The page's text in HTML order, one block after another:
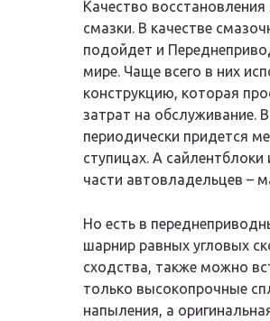
Качество
смазки. В качестве
подойдет и
мире. Чаще всего в них
конструкцию, которая
затрат на обслуживание.
периодически придется
ступицах. А
части автовладельцев –
Но есть в
шарнир равных угловых
сходства, также можно
только высокопрочные
напыления, а